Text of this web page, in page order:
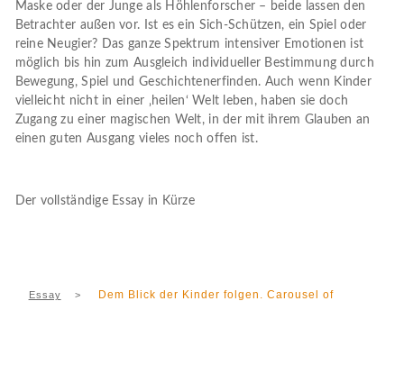
Maske oder der Junge als Höhlenforscher – beide lassen den
Betrachter außen vor. Ist es ein Sich-Schützen, ein Spiel oder
reine Neugier? Das ganze Spektrum intensiver Emotionen ist
möglich bis hin zum Ausgleich individueller Bestimmung durch
Bewegung, Spiel und Geschichtenerfinden. Auch wenn Kinder
vielleicht nicht in einer ‚heilen‘ Welt leben, haben sie doch
Zugang zu einer magischen Welt, in der mit ihrem Glauben an
einen guten Ausgang vieles noch offen ist.
Der vollständige Essay in Kürze
Essay > Dem Blick der Kinder folgen. Carousel of